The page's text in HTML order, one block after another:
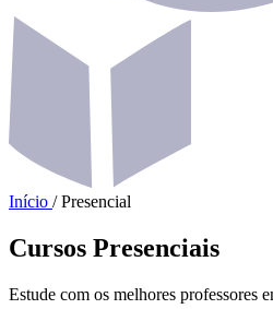
Início / Presencial
Cursos Presenciais
Estude com os melhores professores